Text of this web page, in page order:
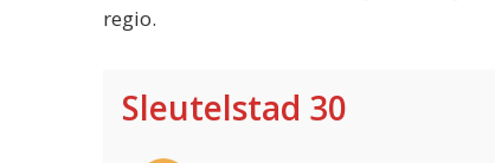
regio.
Sleutelstad 30